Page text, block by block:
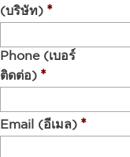
(บริษัท) *
Phone (เบอร์
ติดต่อ) *
Email (อีเมล) *